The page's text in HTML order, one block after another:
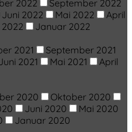
2022
September 2022
Juni 2022 Mai 2022
April
Januar 2022
2021
September 2021
2021 Mai 2021
April
2020
Oktober 2020
Juni 2020
Mai 2020
Januar 2020